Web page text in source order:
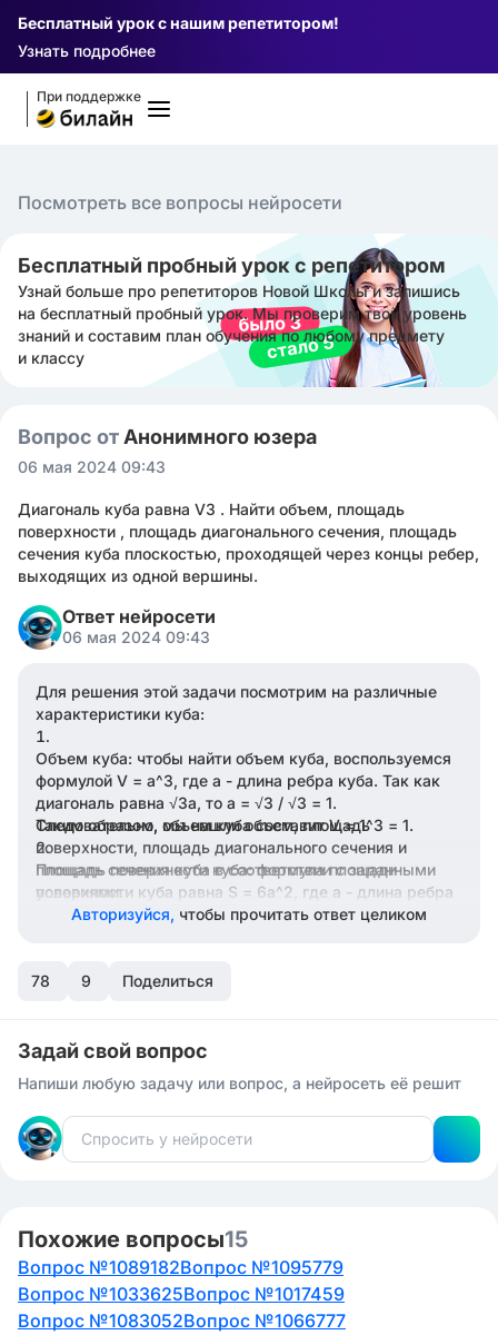
Бесплатный урок с нашим репетитором!
Узнать подробнее
При поддержке
Посмотреть все вопросы нейросети
Бесплатный пробный урок с репетитором
Узнай больше про репетиторов Новой Школы и запишись
на бесплатный пробный урок. Мы проверим твой уровень
знаний и составим план обучения по любому предмету
и классу
Вопрос от Анонимного юзера
06 мая 2024 09:43
Диагональ куба равна V3 . Найти объем, площадь
поверхности , площадь диагонального сечения, площадь
сечения куба плоскостью, проходящей через концы ребер,
выходящих из одной вершины.
Ответ нейросети
06 мая 2024 09:43
Для решения этой задачи посмотрим на различные
характеристики куба:
Объем куба: чтобы найти объем куба, воспользуемся
формулой V = a^3, где a - длина ребра куба. Так как
диагональ равна √3a, то a = √3 / √3 = 1.
Следовательно, объем куба составит V = 1^3 = 1.
Площадь поверхности куба: формула площади
поверхности куба равна S = 6a^2, где a - длина ребра
куба. Подставив значение a = 1, получаем S = 6 * 1^2 =
Площадь диагонального сечения куба: площадь
основания, умноженной на 2, так как это правильный
треугольник. Так как сторона основания равна a = 1, а
S_диагонального_сечения = 2 * (0.5 * 1 * 1) = 1.
Площадь сечения куба плоскостью, проходящей через
концы ребер, выходящих из одной вершины: данное
Таким образом, мы нашли объем, площадь
поверхности, площадь диагонального сечения и
площадь сечения куба в соответствии с заданными
условиями.
Авторизуйся, чтобы прочитать ответ целиком
78 9 Поделиться
Задай свой вопрос
Напиши любую задачу или вопрос, а нейросеть её решит
Похожие вопросы15
Вопрос №1089182Вопрос №1095779
Вопрос №1033625Вопрос №1017459
Вопрос №1083052Вопрос №1066777